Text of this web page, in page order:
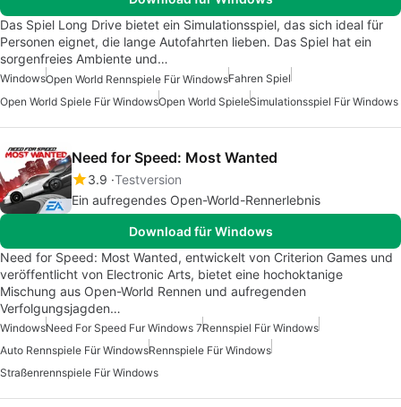
Das Spiel Long Drive bietet ein Simulationsspiel, das sich ideal für
Personen eignet, die lange Autofahrten lieben. Das Spiel hat ein
sorgenfreies Ambiente und…
WindowsOpen World Rennspiele Für WindowsFahren Spiel
Open World Spiele Für WindowsOpen World SpieleSimulationsspiel Für Windows
Need for Speed: Most Wanted
3.9 Testversion
Ein aufregendes Open-World-Rennerlebnis
Download für Windows
Need for Speed: Most Wanted, entwickelt von Criterion Games und
veröffentlicht von Electronic Arts, bietet eine hochoktanige
Mischung aus Open-World Rennen und aufregenden
Verfolgungsjagden…
WindowsNeed For Speed Fur Windows 7Rennspiel Für Windows
Auto Rennspiele Für WindowsRennspiele Für Windows
Straßenrennspiele Für Windows